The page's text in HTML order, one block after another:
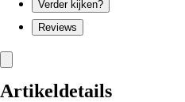
Verder kijken?
Reviews
Artikeldetails